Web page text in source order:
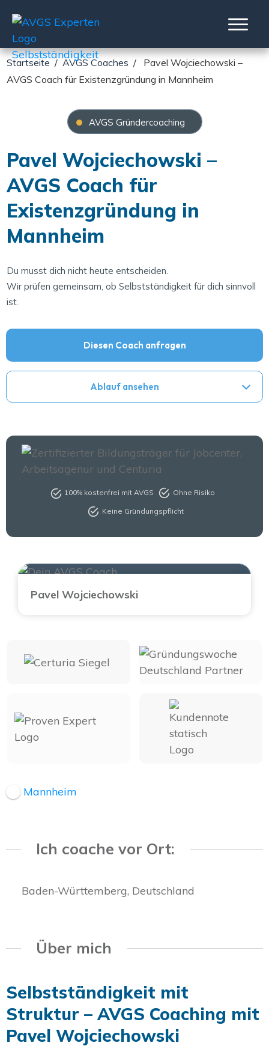
Startseite / AVGS Coaches / Pavel Wojciechowski –
AVGS Coach für Existenzgründung in Mannheim
AVGS Gründercoaching
Pavel Wojciechowski –
AVGS Coach für
Existenzgründung in
Mannheim
Du musst dich nicht heute entscheiden.
Wir prüfen gemeinsam, ob Selbstständigkeit für dich sinnvoll
ist.
Diesen Coach anfragen
Ablauf ansehen
Keine Gründungspflicht
Ohne Risiko
100% kostenfrei mit AVGS
Pavel Wojciechowski
Mannheim
Ich coache vor Ort:
Baden-Württemberg, Deutschland
Über mich
Selbstständigkeit mit
Struktur – AVGS Coaching mit
Pavel Wojciechowski